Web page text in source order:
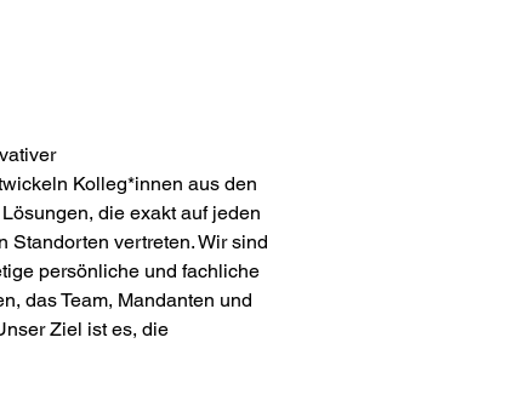
Kolleg*innen aus den
die exakt auf jeden
Standorten vertreten. Wir sind
persönliche und fachliche
das Team, Mandanten und
Ziel ist es, die